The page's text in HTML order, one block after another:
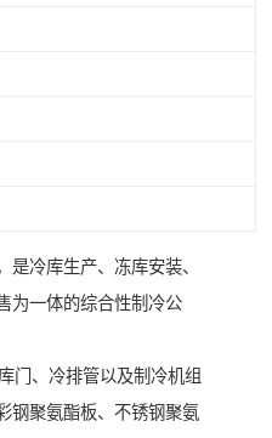
是冷库生产、冻库安装、
为一体的综合性制冷公
门、冷排管以及制冷机组
钢聚氨酯板、不锈钢聚氨